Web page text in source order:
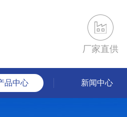
厂家直供
品中心 新闻中心